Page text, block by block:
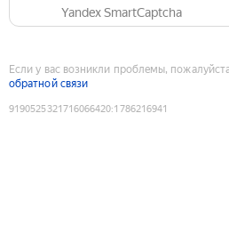
Yandex SmartCaptcha
Если у вас возникли проблемы,
обратной связи
9190525321716066420:1786216941